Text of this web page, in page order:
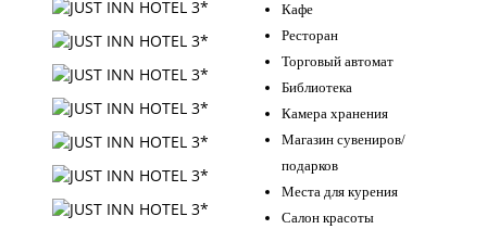
Кафе
Ресторан
Торговый автомат
Библиотека
Камера хранения
Магазин сувениров/
подарков
Места для курения
Салон красоты